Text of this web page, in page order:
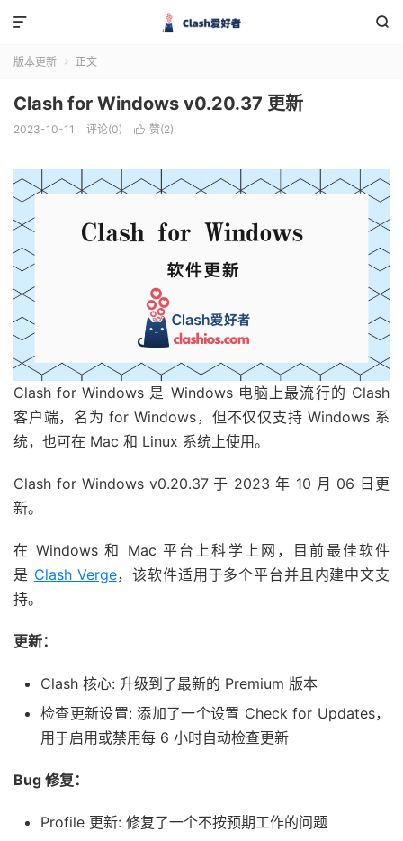


版本更新  正文
Clash for Windows v0.20.37 更新
2023-10-11 评论(0)  赞(2)
Clash for Windows 是 Windows 电脑上最流行的 Clash
客户端，名为 for Windows，但不仅仅支持 Windows 系
统，也可在 Mac 和 Linux 系统上使用。
Clash for Windows v0.20.37 于 2023 年 10 月 06 日更
新。
在 Windows 和 Mac 平台上科学上网，目前最佳软件
是 Clash Verge，该软件适用于多个平台并且内建中文支
持。
更新：
Clash 核心: 升级到了最新的 Premium 版本
检查更新设置: 添加了一个设置 Check for Updates，
用于启用或禁用每 6 小时自动检查更新
Bug 修复：
Profile 更新: 修复了一个不按预期工作的问题